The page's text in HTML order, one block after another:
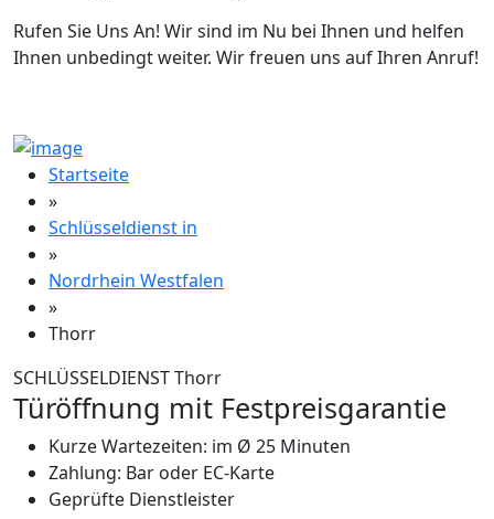
Rufen Sie Uns An! Wir sind im Nu bei Ihnen und helfen
Ihnen unbedingt weiter. Wir freuen uns auf Ihren Anruf!
Startseite
»
Schlüsseldienst in
»
Nordrhein Westfalen
»
Thorr
SCHLÜSSELDIENST Thorr
Türöffnung mit Festpreisgarantie
Kurze Wartezeiten: im Ø 25 Minuten
Zahlung: Bar oder EC-Karte
Geprüfte Dienstleister